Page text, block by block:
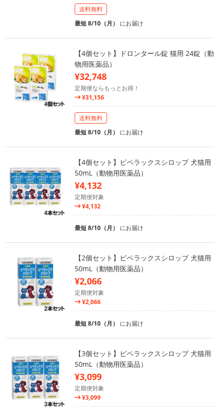
送料無料
最短 8/10（月） にお届け
【4個セット】ドロンタール錠 猫用 24錠（動
物用医薬品）
¥32,748
定期便ならもっとお得！
¥31,156
送料無料
最短 8/10（月） にお届け
【4個セット】ピペラックスシロップ 犬猫用
50mL（動物用医薬品）
¥4,132
定期便対象
¥4,132
最短 8/10（月） にお届け
【2個セット】ピペラックスシロップ 犬猫用
50mL（動物用医薬品）
¥2,066
定期便対象
¥2,066
最短 8/10（月） にお届け
【3個セット】ピペラックスシロップ 犬猫用
50mL（動物用医薬品）
¥3,099
定期便対象
¥3,099